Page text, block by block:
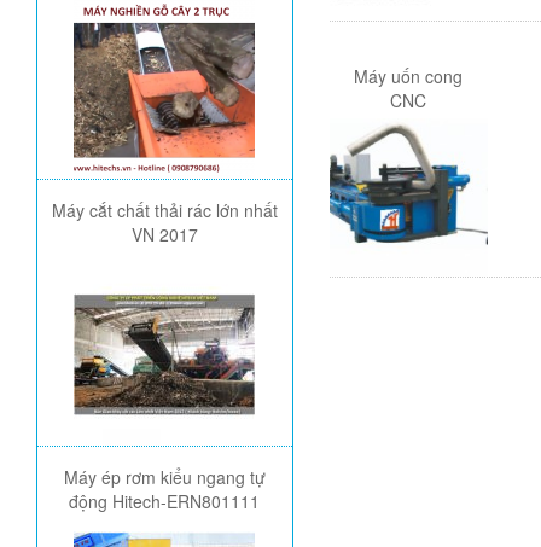
Máy cắt chất thải rác lớn nhất
VN 2017
Máy ép rơm kiểu ngang tự
động Hitech-ERN801111
Máy uốn cong
CNC